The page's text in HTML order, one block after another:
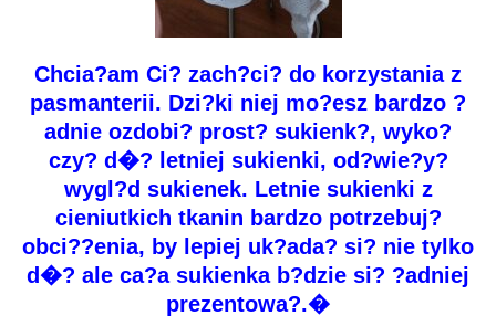
Chcia?am Ci? zach?ci? do korzystania z
pasmanterii. Dzi?ki niej mo?esz bardzo ?
adnie ozdobi? prost? sukienk?, wyko?
czy? d�? letniej sukienki, od?wie?y?
wygl?d sukienek. Letnie sukienki z
cieniutkich tkanin bardzo potrzebuj?
obci??enia, by lepiej uk?ada? si? nie tylko
d�? ale ca?a sukienka b?dzie si? ?adniej
prezentowa?.�